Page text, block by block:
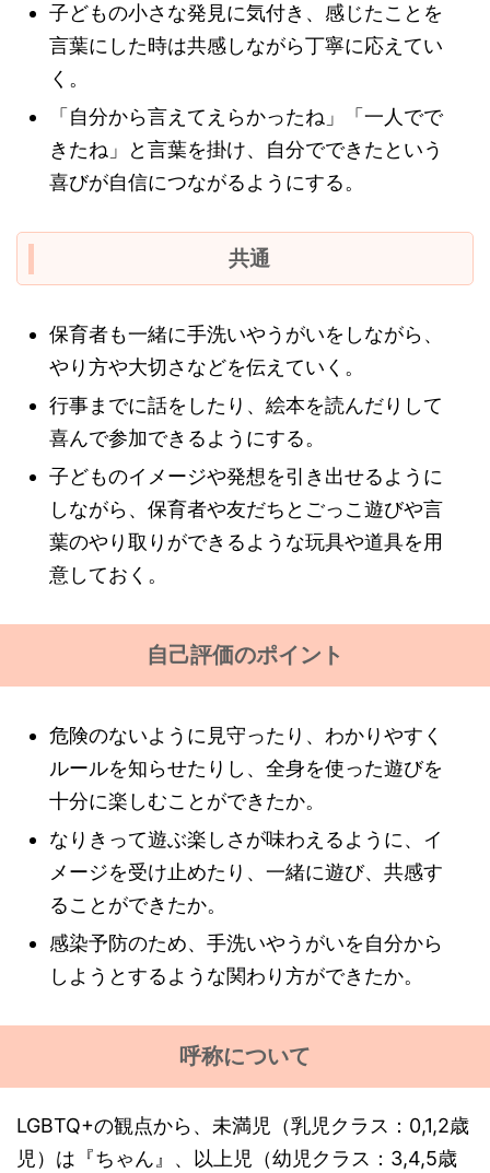
子どもの小さな発見に気付き、感じたことを
言葉にした時は共感しながら丁寧に応えてい
く。
「自分から言えてえらかったね」「一人でで
きたね」と言葉を掛け、自分でできたという
喜びが自信につながるようにする。
共通
保育者も一緒に手洗いやうがいをしながら、
やり方や大切さなどを伝えていく。
行事までに話をしたり、絵本を読んだりして
喜んで参加できるようにする。
子どものイメージや発想を引き出せるように
しながら、保育者や友だちとごっこ遊びや言
葉のやり取りができるような玩具や道具を用
意しておく。
自己評価のポイント
危険のないように見守ったり、わかりやすく
ルールを知らせたりし、全身を使った遊びを
十分に楽しむことができたか。
なりきって遊ぶ楽しさが味わえるように、イ
メージを受け止めたり、一緒に遊び、共感す
ることができたか。
感染予防のため、手洗いやうがいを自分から
しようとするような関わり方ができたか。
呼称について
LGBTQ+の観点から、未満児（乳児クラス：0,1,2歳
児）は『ちゃん』、以上児（幼児クラス：3,4,5歳